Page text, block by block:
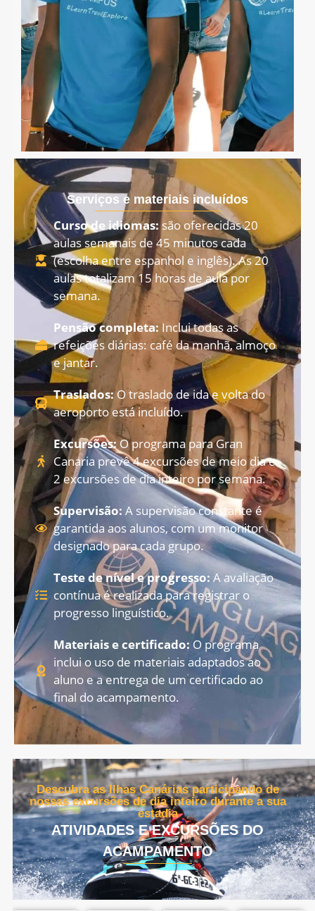
Serviços e materiais incluídos
Curso de idiomas:são oferecidas 20
aulas semanais de 45 minutos cada
(escolha entre espanhol e inglês). As 20
aulas totalizam 15 horas de aula por
semana.
Pensão completa: Inclui todas as
refeições diárias: café da manhã, almoço
e jantar.
Traslados:O traslado de ida e volta do
aeroporto está incluído.
Excursões:O programa para Gran
Canaria prevê 4 excursões de meio dia e
2 excursões de dia inteiro por semana.
Supervisão: A supervisão constante é
garantida aos alunos, com um monitor
designado para cada grupo.
Teste de nível e progresso: A avaliação
contínua é realizada para registrar o
progresso linguístico.
Materiais e certificado: O programa
inclui o uso de materiais adaptados ao
aluno e a entrega de um certificado ao
final do acampamento.
Descubra as Ilhas Canárias participando de
nossas excursões de dia inteiro durante a sua
estadia
ATIVIDADES E EXCURSÕES DO
ACAMPAMENTO